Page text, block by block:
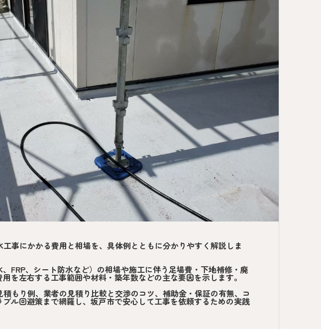
事にかかる費用と相場を、具体例とともに分かりやすく解説しま
FRP、シート防水など）の相場や施工に伴う足場費・下地補修・廃
を左右する工事範囲や材料・築年数などの主な要因を示します。
もり例、業者の見積り比較と交渉のコツ、補助金・保証の有無、コ
ル回避策まで網羅し、坂戸市で安心して工事を依頼するための実践